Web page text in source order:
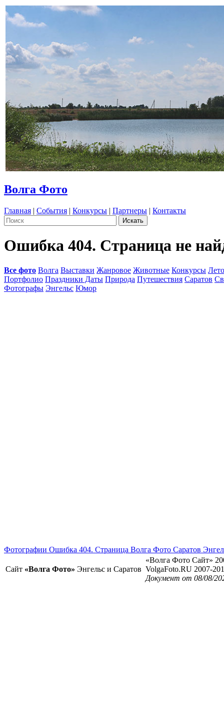
Волга Фото
Главная | События | Конкурсы | Партнеры | Контакты
Ошибка 404. Страница не
Все фото Волга Выставки Жанровое Животные Конкурсы
Портфолио Праздники Даты Природа Путешествия Саратов
Фотографы Энгельс Юмор
Фотографии Ошибка 404. Страница Волга Фото Саратов
Сайт «Волга Фото» Энгельс и Саратов
«Волга Фото Сайт»
VolgaFoto.RU 2007-
Документ от 08/08/